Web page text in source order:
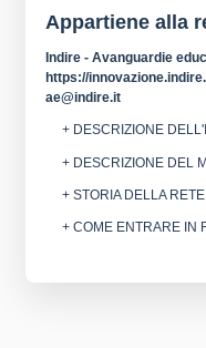
Appartiene alla
Indire - Avanguardie
https://
ae@indire.it
+ DESCRIZIONE
+ DESCRIZIONE DEL
+ STORIA DELLA RETE
+ COME ENTRARE IN